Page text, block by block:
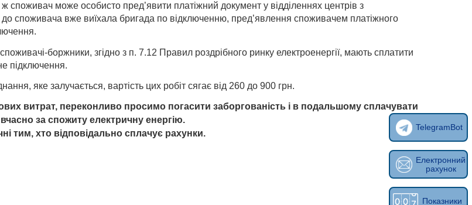
споживач може особисто пред’явити платіжний документ у відділеннях центрів з
споживача вже виїхала бригада по відключенню, пред’явлення споживачем платіжного
боржники, згідно з п. 7.12 Правил роздрібного ринку електроенергії, мають сплатити
підключення.
яке залучається, вартість цих робіт сягає від 260 до 900 грн.
витрат, переконливо просимо погасити заборгованість і в подальшому сплачувати
вчасно за спожиту електричну енергію.
тим, хто відповідально сплачує рахунки.
TelegramBot
Електронний
рахунок
Показники